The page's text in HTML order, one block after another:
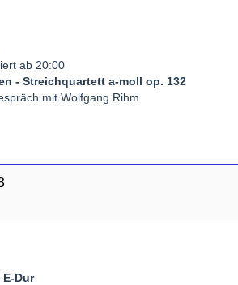
ab 20:00
- Streichquartett a-moll op. 132
mit Wolfgang Rihm
Dur